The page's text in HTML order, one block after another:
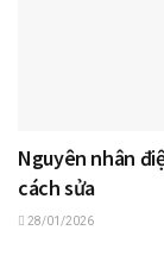
Nguyên nhân
cách sửa
28/01/2026